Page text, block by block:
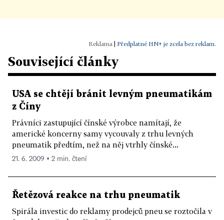
Předplatné HN+ je zcela bez reklam.
Související články
USA se chtějí bránit levným pneumatikám
z Číny
Právníci zastupující čínské výrobce namítají, že
americké koncerny samy vycouvaly z trhu levných
pneumatik předtím, než na něj vtrhly čínské...
21. 6. 2009 ▪ 2 min. čtení
Řetězová reakce na trhu pneumatik
Spirála investic do reklamy prodejců pneu se roztočila v